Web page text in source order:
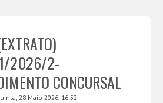
2026/2-
CONCURSAL
28 Maio 2026, 16:52